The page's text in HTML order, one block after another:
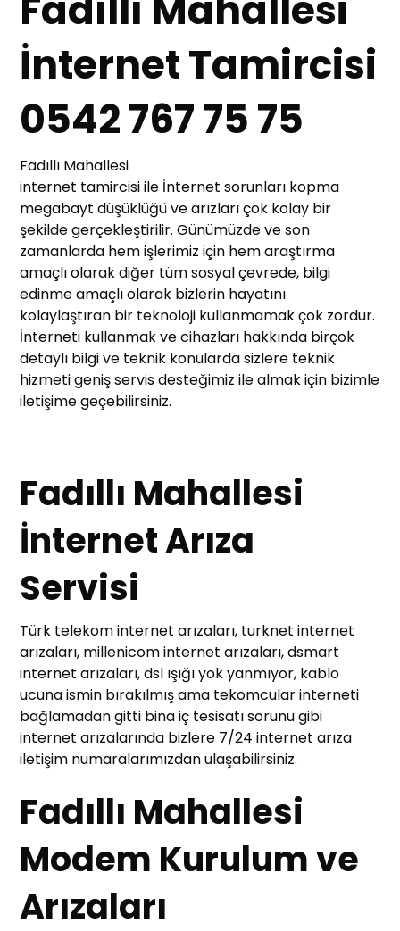
İnternet Tamircisi
0542 767 75 75
Fadıllı Mahallesi
internet tamircisi ile İnternet sorunları kopma
megabayt düşüklüğü ve arızları çok kolay bir
şekilde gerçekleştirilir. Günümüzde ve son
zamanlarda hem işlerimiz için hem araştırma
amaçlı olarak diğer tüm sosyal çevrede, bilgi
edinme amaçlı olarak bizlerin hayatını
kolaylaştıran bir teknoloji kullanmamak çok zordur.
İnterneti kullanmak ve cihazları hakkında birçok
detaylı bilgi ve teknik konularda sizlere teknik
hizmeti geniş servis desteğimiz ile almak için bizimle
iletişime geçebilirsiniz.
Fadıllı Mahallesi
İnternet Arıza
Servisi
Türk telekom internet arızaları, turknet internet
arızaları, millenicom internet arızaları, dsmart
internet arızaları, dsl ışığı yok yanmıyor, kablo
ucuna ismin bırakılmış ama tekomcular interneti
bağlamadan gitti bina iç tesisatı sorunu gibi
internet arızalarında bizlere 7/24 internet arıza
iletişim numaralarımızdan ulaşabilirsiniz.
Fadıllı Mahallesi
Modem Kurulum ve
Arızaları